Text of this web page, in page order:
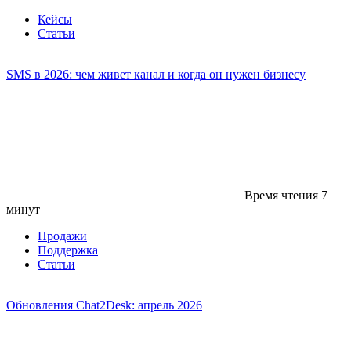
Кейсы
Статьи
SMS в 2026: чем живет канал и когда он нужен бизнесу
Время чтения 7
минут
Продажи
Поддержка
Статьи
Обновления Chat2Desk: апрель 2026